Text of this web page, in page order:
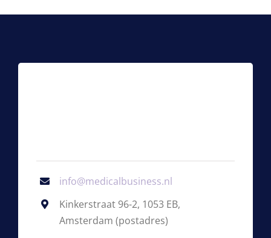
info@medicalbusiness.nl
Kinkerstraat 96-2, 1053 EB,
Amsterdam (postadres)